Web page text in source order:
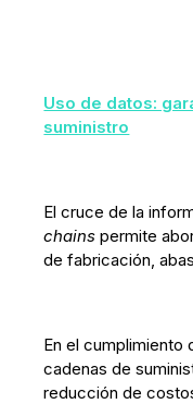
Uso de datos:
suministro
El cruce de la
chains permite
de fabricación,
En el cumplimiento
cadenas de
reducción de